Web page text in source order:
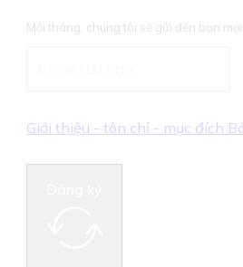
Mỗi tháng, chúng tôi sẽ gửi đến bạn
Giới thiệu - tôn chỉ - mục đích